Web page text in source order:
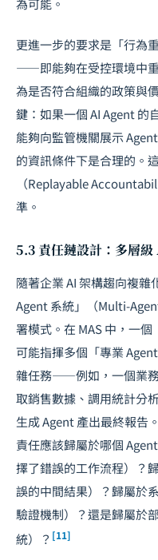
為可能。
更進一步的要求是「行為
——即能夠在受控環境中
為是否符合組織的政策與
鍵：如果一個 AI Agent 的
能夠向監管機關展示
的資訊條件下是合理的。
（Replayable
準。
5.3 責任鏈設計：多層
隨著企業 AI 架構趨向複雜
Agent 系統」（Multi-
署模式。在 MAS 中，一
可能指揮多個「專業
雜任務——例如，一個業
取銷售數據、調用統計分
生成 Agent 產出最終報告
責任應該歸屬於哪個
擇了錯誤的工作流程）？
誤的中間結果）？歸屬於
驗證機制）？還是歸屬於
統）？ [11]